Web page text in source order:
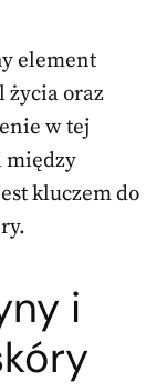
element
życia oraz
w tej
między
kluczem do
i